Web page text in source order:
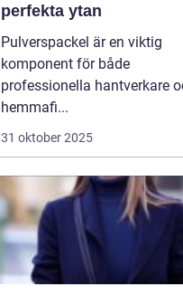
perfekta ytan
Pulverspackel är en viktig
komponent för både
professionella hantverkare
hemmafi...
31 oktober 2025